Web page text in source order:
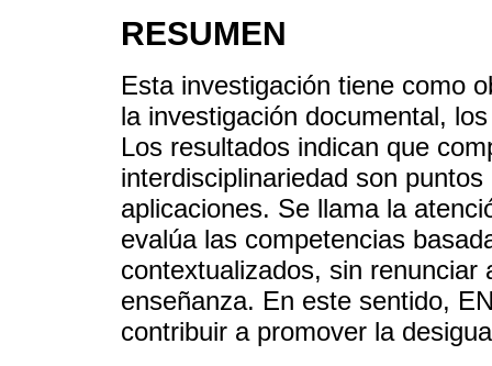
RESUMEN
Esta investigación tiene como
la investigación documental,
Los resultados indican que
interdisciplinariedad son
aplicaciones. Se llama la
evalúa las competencias
contextualizados, sin renunciar
enseñanza. En este sentido,
contribuir a promover la